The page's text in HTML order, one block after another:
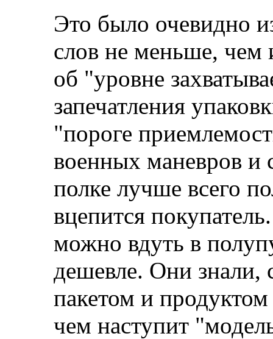
Это было очевидно
слов не меньше, чем
об "уровне
запечатления
"пороге
военных маневров и
полке лучше всего
вцепится
можно вдуть в
дешевле. Они знали,
пакетом и
чем наступит